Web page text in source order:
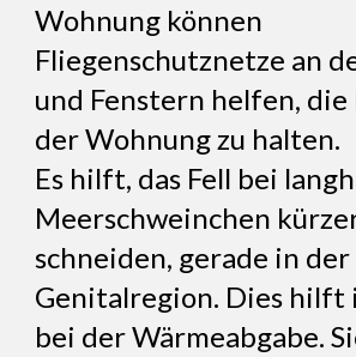
Wohnung können
Fliegenschutznetze an
und Fenstern helfen, die
der Wohnung zu halten.
Es hilft, das Fell bei
Meerschweinchen
schneiden, gerade in der
Genitalregion. Dies hilft
bei der Wärmeabgabe.